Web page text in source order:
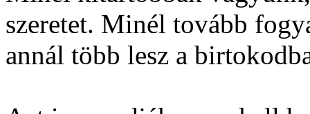
szeretet. Minél tovább
annál több lesz a